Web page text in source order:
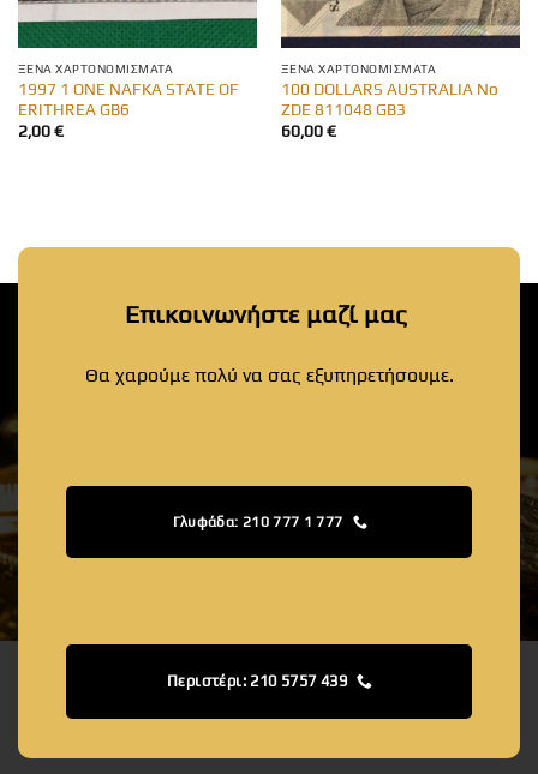
ΞΈΝΑ ΧΑΡΤΟΝΟΜΊΣΜΑΤΑ
1997 1 ONE NAFKA STATE OF
ERITHREA GB6
2,00€
ΞΈΝΑ ΧΑΡΤΟΝΟΜΊΣΜΑΤΑ
100 DOLLARS AUSTRALIA No
ZDE 811048 GB3
60,00€
Επικοινωνήστε μαζί μας
Θα χαρούμε πολύ να σας εξυπηρετήσουμε.
Γλυφάδα: 210 777 1 777
Περιστέρι: 210 5757 439